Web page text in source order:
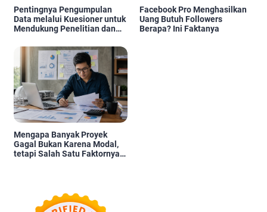
Pentingnya Pengumpulan
Data melalui Kuesioner untuk
Mendukung Penelitian dan
Facebook Pro Menghasilkan
Uang Butuh Followers
Berapa? Ini Faktanya
Mengapa Banyak Proyek
Gagal Bukan Karena Modal,
tetapi Salah Satu Faktornya